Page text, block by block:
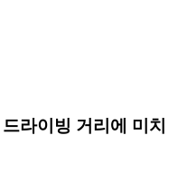
라이빙 거리에 미치